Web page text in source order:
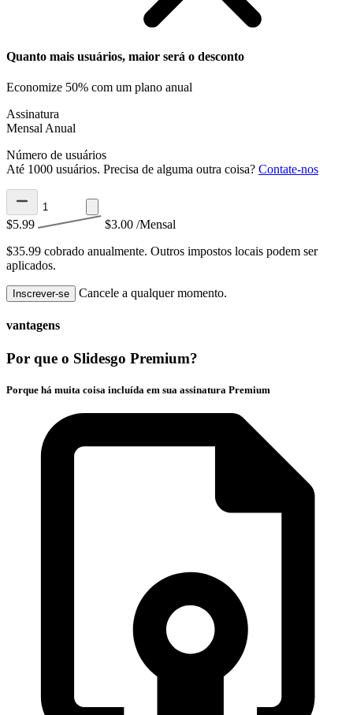
Quanto mais usuários, maior será o desconto
Economize 50% com um plano anual
Assinatura
Mensal Anual
Número de usuários
Até 1000 usuários. Precisa de alguma outra coisa? Contate-nos
$5.99 $3.00 /Mensal
$35.99 cobrado anualmente. Outros impostos locais podem ser
aplicados.
Inscrever-se Cancele a qualquer momento.
vantagens
Por que o Slidesgo Premium?
Porque há muita coisa incluída em sua assinatura Premium